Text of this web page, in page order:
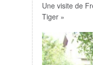
Une visite de
Tiger »